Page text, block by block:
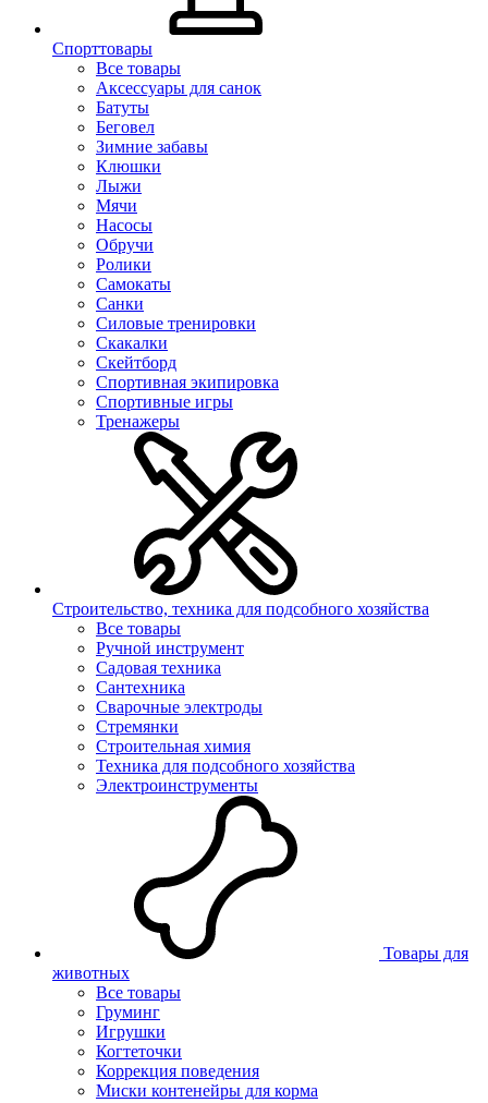
Спорттовары
Все товары
Аксессуары для санок
Батуты
Беговел
Зимние забавы
Клюшки
Лыжи
Мячи
Насосы
Обручи
Ролики
Самокаты
Санки
Силовые тренировки
Скакалки
Скейтборд
Спортивная экипировка
Спортивные игры
Тренажеры
Строительство, техника для подсобного хозяйства
Все товары
Ручной инструмент
Садовая техника
Сантехника
Сварочные электроды
Стремянки
Строительная химия
Техника для подсобного хозяйства
Электроинструменты
Товары для
животных
Все товары
Груминг
Игрушки
Когтеточки
Коррекция поведения
Миски контенейры для корма